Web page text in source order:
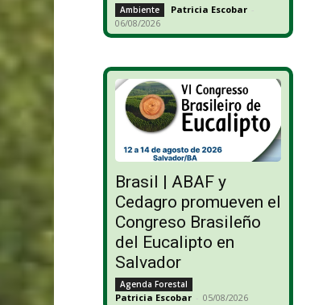
Ambiente Patricia Escobar -
06/08/2026
Brasil | ABAF y
Cedagro promueven el
Congreso Brasileño
del Eucalipto en
Salvador
Agenda Forestal
Patricia Escobar - 05/08/2026